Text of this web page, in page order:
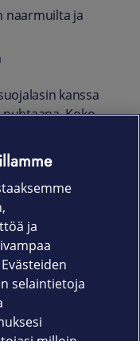
naarmuilta ja
kanssa
Koko
lasista.
sormenjälkiä ja
ja
selaintietoja